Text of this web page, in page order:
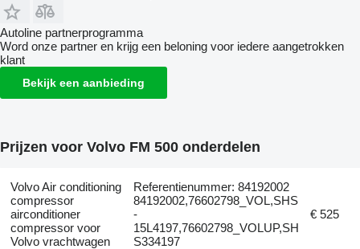
Autoline partnerprogramma
Word onze partner en krijg een beloning voor iedere aangetrokken
klant
Bekijk een aanbieding
Prijzen voor Volvo FM 500 onderdelen
Volvo Air conditioning
compressor
airconditioner
compressor voor
Volvo vrachtwagen
Referentienummer: 84192002
84192002,76602798_VOL,SHS
-
15L4197,76602798_VOLUP,SH
S334197
€ 525